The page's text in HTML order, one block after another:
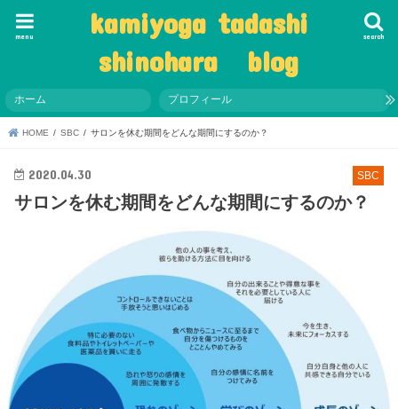
kamiyoga tadashi
shinohara blog
search
menu
ホーム プロフィール
HOME SBC サロンを休む期間をどんな期間にするのか？
SBC
2020.04.30
サロンを休む期間をどんな期間にするのか？